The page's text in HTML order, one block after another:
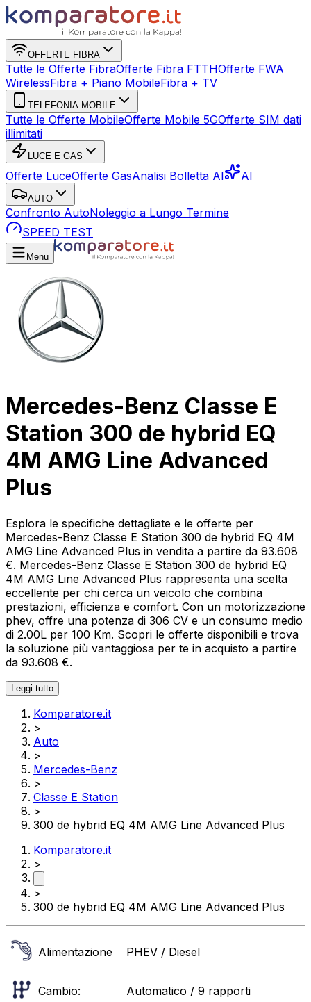
OFFERTE FIBRA
Tutte le Offerte FibraOfferte Fibra FTTHOfferte FWA
WirelessFibra + Piano MobileFibra + TV
TELEFONIA MOBILE
Tutte le Offerte MobileOfferte Mobile 5GOfferte SIM dati
illimitati
LUCE E GAS
Offerte LuceOfferte GasAnalisi Bolletta AI AI
AUTO
Confronto AutoNoleggio a Lungo Termine
SPEED TEST
Menu
Mercedes-Benz Classe E
Station 300 de hybrid EQ
4M AMG Line Advanced
Plus
Esplora le specifiche dettagliate e le offerte per
Mercedes-Benz Classe E Station 300 de hybrid EQ 4M
AMG Line Advanced Plus in vendita a partire da 93.608
€. Mercedes-Benz Classe E Station 300 de hybrid EQ
4M AMG Line Advanced Plus rappresenta una scelta
eccellente per chi cerca un veicolo che combina
prestazioni, efficienza e comfort. Con un motorizzazione
phev, offre una potenza di 306 CV e un consumo medio
di 2.00L per 100 Km. Scopri le offerte disponibili e trova
la soluzione più vantaggiosa per te in acquisto a partire
da 93.608 €.
Leggi tutto
Komparatore.it
>
Auto
>
Mercedes-Benz
>
Classe E Station
>
300 de hybrid EQ 4M AMG Line Advanced Plus
Komparatore.it
>
>
300 de hybrid EQ 4M AMG Line Advanced Plus
Alimentazione PHEV / Diesel
Cambio: Automatico / 9 rapporti